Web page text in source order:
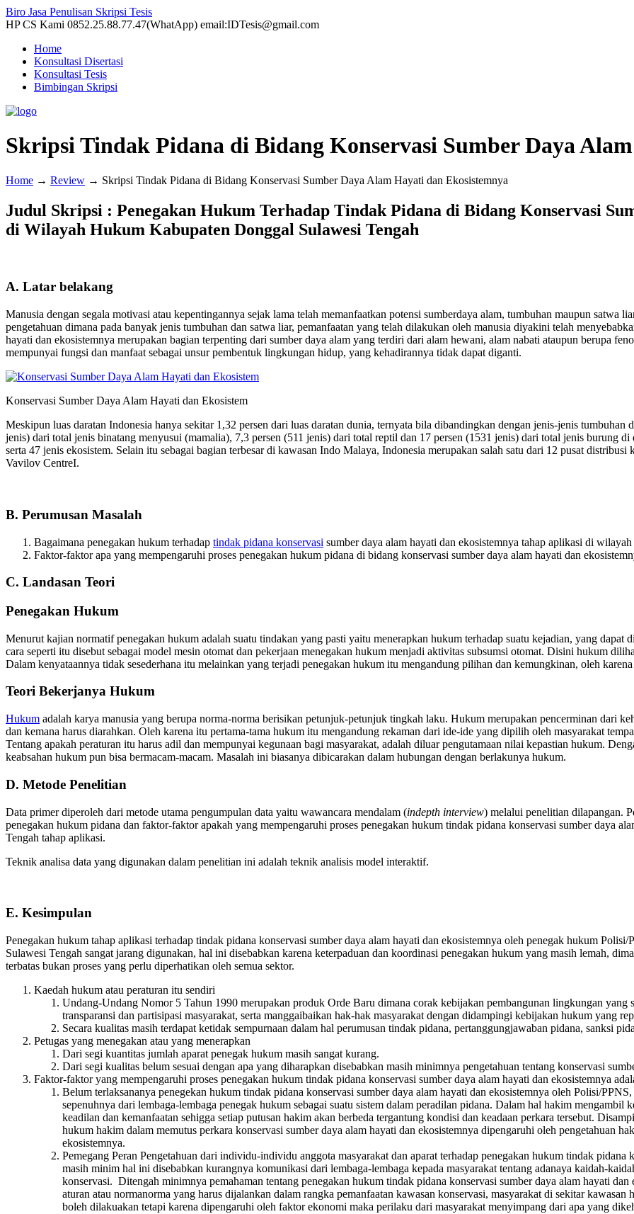
Biro Jasa Penulisan Skripsi Tesis
HP CS Kami 0852.25.88.77.47(WhatApp) email:IDTesis@gmail.com
Home
Konsultasi Disertasi
Konsultasi Tesis
Bimbingan Skripsi
Skripsi Tindak Pidana di Bidang Konservasi Sumber Daya
Home → Review → Skripsi Tindak Pidana di Bidang Konservasi Sumber Daya Alam Hayati dan Ekosistemnya
Judul Skripsi : Penegakan Hukum Terhadap Tindak Pidana di Bidang Konservasi
di Wilayah Hukum Kabupaten Donggal Sulawesi Tengah
A. Latar belakang
Manusia dengan segala motivasi atau kepentingannya sejak lama telah memanfaatkan potensi sumberdaya alam, tumbuhan maupun
pengetahuan dimana pada banyak jenis tumbuhan dan satwa liar, pemanfaatan yang telah dilakukan oleh manusia diyakini telah
hayati dan ekosistemnya merupakan bagian terpenting dari sumber daya alam yang terdiri dari alam hewani, alam nabati ataupun berupa
mempunyai fungsi dan manfaat sebagai unsur pembentuk lingkungan hidup, yang kehadirannya tidak dapat diganti.
Konservasi Sumber Daya Alam Hayati dan Ekosistem
Meskipun luas daratan Indonesia hanya sekitar 1,32 persen dari luas daratan dunia, ternyata bila dibandingkan dengan jenis-jenis
jenis) dari total jenis binatang menyusui (mamalia), 7,3 persen (511 jenis) dari total reptil dan 17 persen (1531 jenis) dari total jenis burung
serta 47 jenis ekosistem. Selain itu sebagai bagian terbesar di kawasan Indo Malaya, Indonesia merupakan salah satu dari 12 pusat
Vavilov CentreI.
B. Perumusan Masalah
Bagaimana penegakan hukum terhadap tindak pidana konservasi sumber daya alam hayati dan ekosistemnya tahap aplikasi di
Faktor-faktor apa yang mempengaruhi proses penegakan hukum pidana di bidang konservasi sumber daya alam hayati dan
C. Landasan Teori
Penegakan Hukum
Menurut kajian normatif penegakan hukum adalah suatu tindakan yang pasti yaitu menerapkan hukum terhadap suatu kejadian, yang
cara seperti itu disebut sebagai model mesin otomat dan pekerjaan menegakan hukum menjadi aktivitas subsumsi otomat. Disini hukum
Dalam kenyataannya tidak sesederhana itu melainkan yang terjadi penegakan hukum itu mengandung pilihan dan kemungkinan, oleh
Teori Bekerjanya Hukum
Hukum adalah karya manusia yang berupa norma-norma berisikan petunjuk-petunjuk tingkah laku. Hukum merupakan pencerminan dari
dan kemana harus diarahkan. Oleh karena itu pertama-tama hukum itu mengandung rekaman dari ide-ide yang dipilih oleh masyarakat
Tentang apakah peraturan itu harus adil dan mempunyai kegunaan bagi masyarakat, adalah diluar pengutamaan nilai kepastian hukum.
keabsahan hukum pun bisa bermacam-macam. Masalah ini biasanya dibicarakan dalam hubungan dengan berlakunya hukum.
D. Metode Penelitian
Data primer diperoleh dari metode utama pengumpulan data yaitu wawancara mendalam (indepth interview) melalui penelitian dilapangan.
penegakan hukum pidana dan faktor-faktor apakah yang mempengaruhi proses penegakan hukum tindak pidana konservasi sumber daya
Tengah tahap aplikasi.
Teknik analisa data yang digunakan dalam penelitian ini adalah teknik analisis model interaktif.
E. Kesimpulan
Penegakan hukum tahap aplikasi terhadap tindak pidana konservasi sumber daya alam hayati dan ekosistemnya oleh penegak hukum
Sulawesi Tengah sangat jarang digunakan, hal ini disebabkan karena keterpaduan dan koordinasi penegakan hukum yang masih lemah,
terbatas bukan proses yang perlu diperhatikan oleh semua sektor.
Kaedah hukum atau peraturan itu sendiri
Undang-Undang Nomor 5 Tahun 1990 merupakan produk Orde Baru dimana corak kebijakan pembangunan lingkungan yang
transparansi dan partisipasi masyarakat, serta manggaibaikan hak-hak masyarakat dengan didampingi kebijakan hukum yang
Secara kualitas masih terdapat ketidak sempurnaan dalam hal perumusan tindak pidana, pertanggungjawaban pidana, sanksi
Petugas yang menegakan atau yang menerapkan
Dari segi kuantitas jumlah aparat penegak hukum masih sangat kurang.
Dari segi kualitas belum sesuai dengan apa yang diharapkan disebabkan masih minimnya pengetahuan tentang konservasi
Faktor-faktor yang mempengaruhi proses penegakan hukum tindak pidana konservasi sumber daya alam hayati dan ekosistemnya
Belum terlaksananya penegekan hukum tindak pidana konservasi sumber daya alam hayati dan ekosistemnya oleh Polisi/
sepenuhnya dari lembaga-lembaga penegak hukum sebagai suatu sistem dalam peradilan pidana. Dalam hal hakim mengambil
keadilan dan kemanfaatan sehigga setiap putusan hakim akan berbeda tergantung kondisi dan keadaan perkara tersebut.
hukum hakim dalam memutus perkara konservasi sumber daya alam hayati dan ekosistemnya dipengaruhi oleh pengetahuan
ekosistemnya.
Pemegang Peran Pengetahuan dari individu-individu anggota masyarakat dan aparat terhadap penegakan hukum tindak
masih minim hal ini disebabkan kurangnya komunikasi dari lembaga-lembaga kepada masyarakat tentang adanaya kaidah-
konservasi. Ditengah minimnya pemahaman tentang penegakan hukum tindak pidana konservasi sumber daya alam hayati dan
aturan atau normanorma yang harus dijalankan dalam rangka pemanfaatan kawasan konservasi, masyarakat di sekitar
boleh dilakuakan tetapi karena dipengaruhi oleh faktor ekonomi maka perilaku dari masyarakat menyimpang dari apa yang